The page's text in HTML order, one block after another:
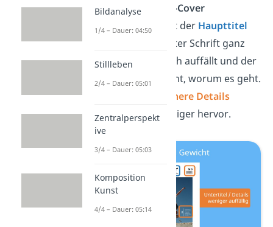
Auf einemMagazin-Cover
beispielsweise steht der Haupttitel
meist in großer, fetter Schrift ganz
oben, damit er gleich auffällt und der
Leser schnell erkennt, worum es geht.
kleinere Details
stechen jedoch weniger hervor.
Bildanalyse
1/4 – Dauer: 04:50
Stillleben
2/4 – Dauer: 05:01
Zentralperspekt
ive
3/4 – Dauer: 05:03
Komposition
Kunst
4/4 – Dauer: 05:14